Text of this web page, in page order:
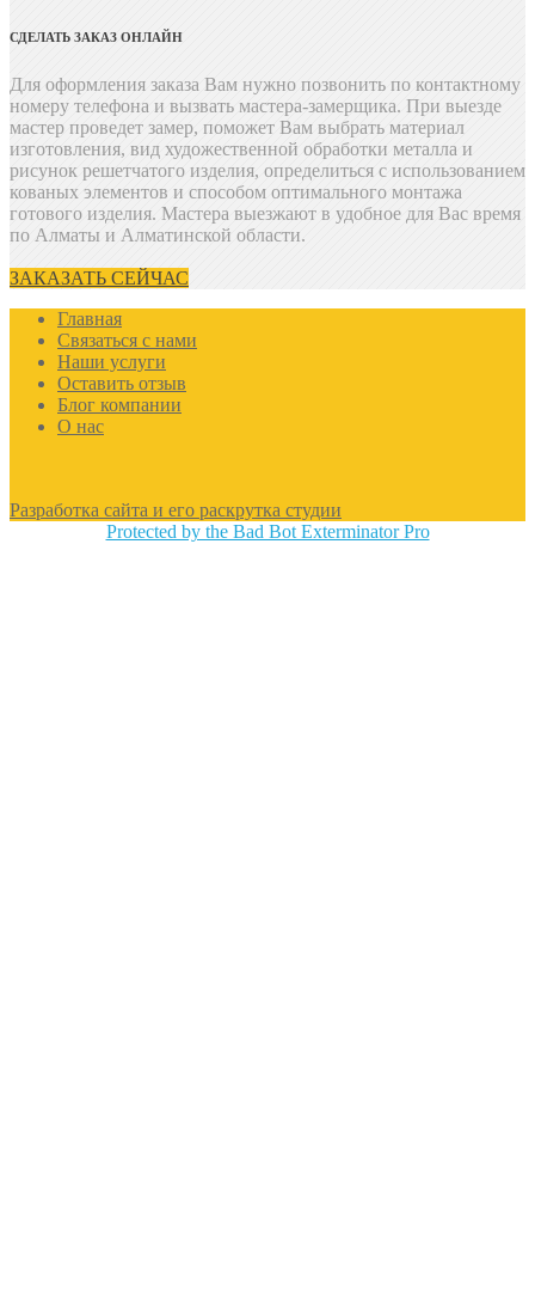
СДЕЛАТЬ ЗАКАЗ ОНЛАЙН
Для оформления заказа Вам нужно позвонить по контактному
номеру телефона и вызвать мастера-замерщика. При выезде
мастер проведет замер, поможет Вам выбрать материал
изготовления, вид художественной обработки металла и
рисунок решетчатого изделия, определиться с использованием
кованых элементов и способом оптимального монтажа
готового изделия. Мастера выезжают в удобное для Вас время
по Алматы и Алматинской области.
ЗАКАЗАТЬ СЕЙЧАС
Главная
Связаться с нами
Наши услуги
Оставить отзыв
Блог компании
О нас
Разработка сайта и его раскрутка студии
Protected by the Bad Bot Exterminator Pro